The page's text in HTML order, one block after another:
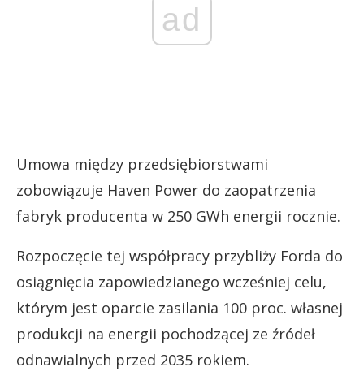
ad
Umowa między przedsiębiorstwami
zobowiązuje Haven Power do zaopatrzenia
fabryk producenta w 250 GWh energii rocznie.
Rozpoczęcie tej współpracy przybliży Forda do
osiągnięcia zapowiedzianego wcześniej celu,
którym jest oparcie zasilania 100 proc. własnej
produkcji na energii pochodzącej ze źródeł
odnawialnych przed 2035 rokiem.